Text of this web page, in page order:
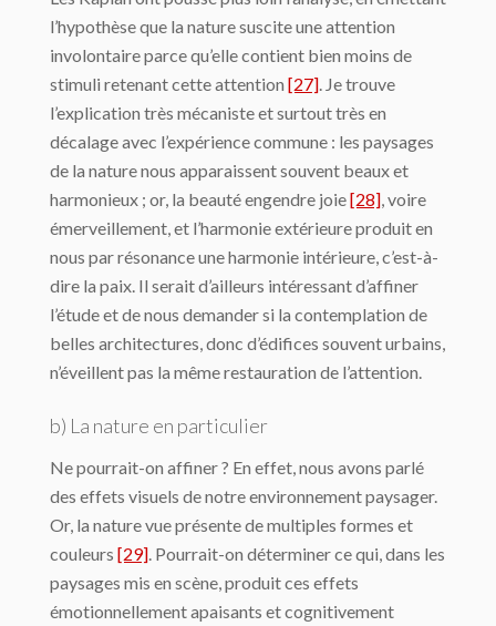
l’hypothèse que la nature suscite une attention
involontaire parce qu’elle contient bien moins de
stimuli retenant cette attention [27]. Je trouve
l’explication très mécaniste et surtout très en
décalage avec l’expérience commune : les paysages
de la nature nous apparaissent souvent beaux et
harmonieux ; or, la beauté engendre joie[28], voire
émerveillement, et l’harmonie extérieure produit en
nous par résonance une harmonie intérieure, c’est-à-
dire la paix. Il serait d’ailleurs intéressant d’affiner
l’étude et de nous demander si la contemplation de
belles architectures, donc d’édifices souvent urbains,
n’éveillent pas la même restauration de l’attention.
b) La nature en particulier
Ne pourrait-on affiner ? En effet, nous avons parlé
des effets visuels de notre environnement paysager.
Or, la nature vue présente de multiples formes et
couleurs [29]. Pourrait-on déterminer ce qui, dans les
paysages mis en scène, produit ces effets
émotionnellement apaisants et cognitivement